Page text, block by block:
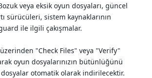
veya eksik oyun dosyaları, güncel
sürücüleri, sistem kaynaklarının
ile ilgili çakışmalar.
üzerinden "Check Files" veya "Verify"
oyun dosyalarınızın bütünlüğünü
otomatik olarak indirilecektir.